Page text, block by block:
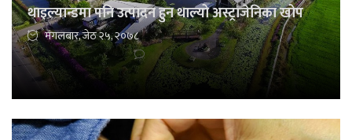
थाइल्यान्डमा पनि उत्पादन हुन थाल्यो अस्ट्राजेनिका खोप
मंगलबार, जेठ २५, २०७८